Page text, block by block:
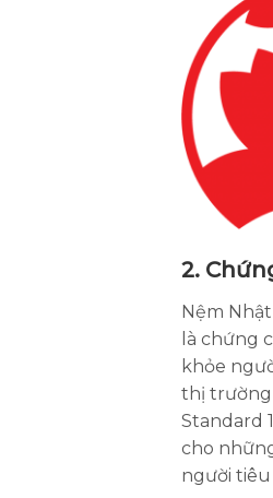
2.
Nệm
là chứng
khỏe
thị trường
Standard
cho
người